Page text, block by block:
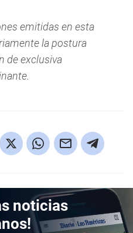
emitidas en esta
la postura
de exclusiva
noticias